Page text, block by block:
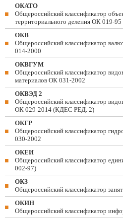
ОКАТО
Общероссийский классификатор
территориального деления ОК 019-95
ОКВ
Общероссийский классификатор
014-2000
ОКВГУМ
Общероссийский классификатор
материалов ОК 031-2002
ОКВЭД 2
Общероссийский классификатор
ОК 029-2014 (КДЕС РЕД. 2)
ОКГР
Общероссийский классификатор
030-2002
ОКЕИ
Общероссийский классификатор
002-97)
ОКЗ
Общероссийский классификатор
ОКИН
Общероссийский классификатор